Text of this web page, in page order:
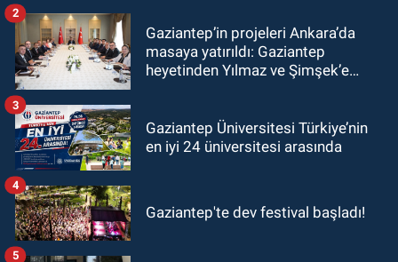
Gaziantep’in projeleri Ankara’da
masaya yatırıldı: Gaziantep
heyetinden Yılmaz ve Şimşek’e
2
Gaziantep Üniversitesi Türkiye’nin
en iyi 24 üniversitesi arasında
3
Gaziantep'te dev festival başladı!
4
5